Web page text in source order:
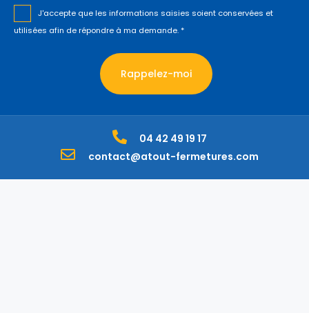
J'accepte que les informations saisies soient conservées et
utilisées afin de répondre à ma demande.*
Rappelez-moi
04 42 49 19 17
contact@atout-fermetures.com